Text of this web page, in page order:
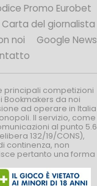
Promo Eurobet
Carta del giornalista
noi
Google News
principali competizioni
da noi
ad operare in Italia
Il servizio, come
al punto 5.6
132/19/CONS),
continenza, non
pertanto una forma